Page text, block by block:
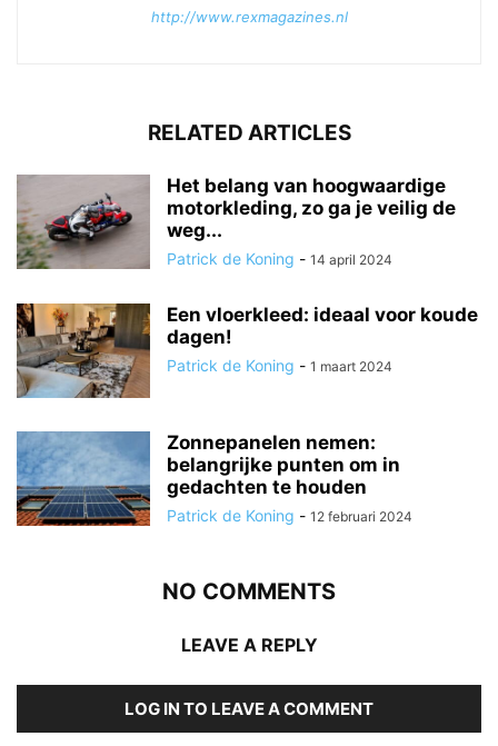
http://www.rexmagazines.nl
RELATED ARTICLES
Het belang van hoogwaardige
motorkleding, zo ga je veilig de
weg...
Patrick de Koning - 14 april 2024
Een vloerkleed: ideaal voor koude
dagen!
Patrick de Koning - 1 maart 2024
Zonnepanelen nemen:
belangrijke punten om in
gedachten te houden
Patrick de Koning - 12 februari 2024
NO COMMENTS
LEAVE A REPLY
LOG IN TO LEAVE A COMMENT